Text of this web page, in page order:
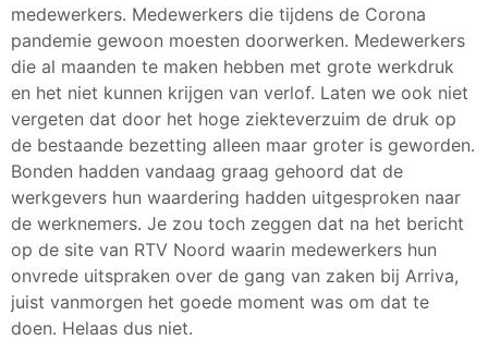
medewerkers. Medewerkers die tijdens de Corona
pandemie gewoon moesten doorwerken. Medewerkers
die al maanden te maken hebben met grote werkdruk
en het niet kunnen krijgen van verlof. Laten we ook niet
vergeten dat door het hoge ziekteverzuim de druk op
de bestaande bezetting alleen maar groter is geworden.
Bonden hadden vandaag graag gehoord dat de
werkgevers hun waardering hadden uitgesproken naar
de werknemers. Je zou toch zeggen dat na het bericht
op de site van RTV Noord waarin medewerkers hun
onvrede uitspraken over de gang van zaken bij Arriva,
juist vanmorgen het goede moment was om dat te
doen. Helaas dus niet.